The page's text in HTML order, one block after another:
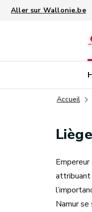
Accueil
attribuant
Namur